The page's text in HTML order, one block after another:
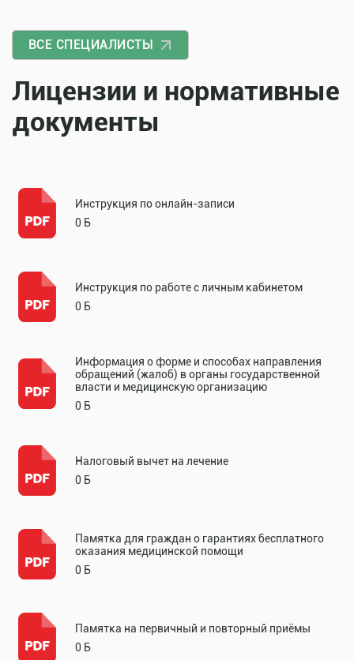
ВСЕ СПЕЦИАЛИСТЫ
Лицензии и нормативные
документы
Инструкция по онлайн-записи
0 Б
Инструкция по работе с личным кабинетом
0 Б
Информация о форме и способах направления
обращений (жалоб) в органы государственной
власти и медицинскую организацию
0 Б
Налоговый вычет на лечение
0 Б
Памятка для граждан о гарантиях бесплатного
оказания медицинской помощи
0 Б
Памятка на первичный и повторный приёмы
0 Б